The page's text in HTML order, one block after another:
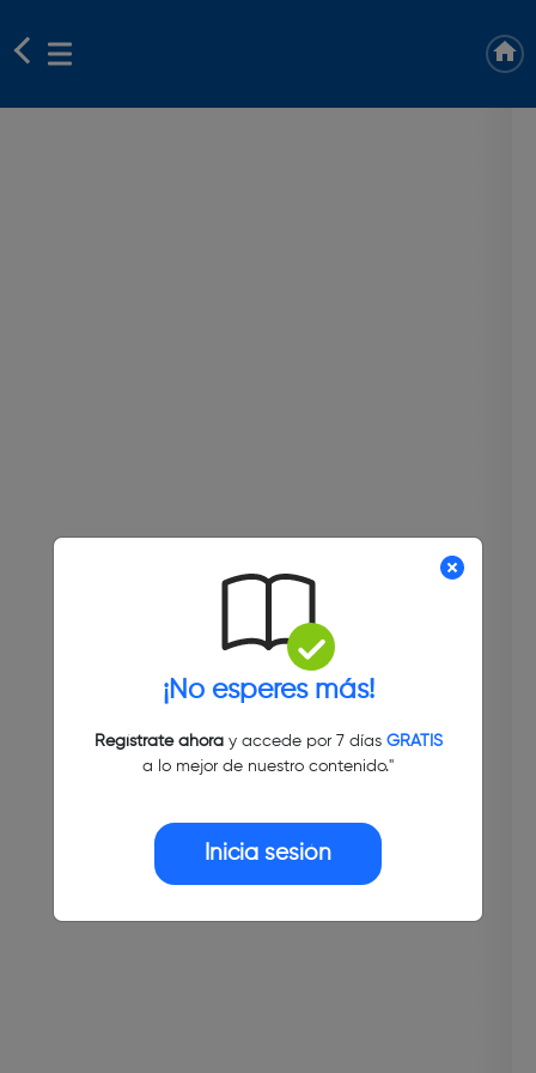
¡No esperes más!
Regístrate ahoray accede por 7 días GRATIS
a lo mejor de nuestro contenido."
Inicia sesión